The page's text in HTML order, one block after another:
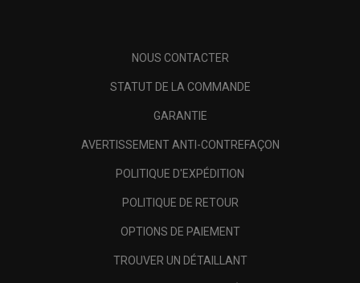
NOUS CONTACTER
STATUT DE LA COMMANDE
GARANTIE
AVERTISSEMENT ANTI-CONTREFAÇON
POLITIQUE D'EXPÉDITION
POLITIQUE DE RETOUR
OPTIONS DE PAIEMENT
TROUVER UN DÉTAILLANT